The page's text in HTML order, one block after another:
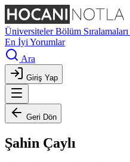
ÜniversitelerBölüm Sıralamaları
En İyi Yorumlar
Ara
Giriş Yap
Geri Dön
Şahin Çaylı